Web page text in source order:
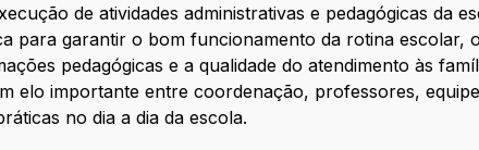
de atividades administrativas e pedagógicas da
para garantir o bom funcionamento da rotina
pedagógicas e a qualidade do atendimento às
elo importante entre coordenação, professores,
no dia a dia da escola.